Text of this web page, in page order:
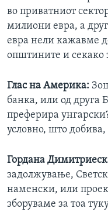
во приватниот
милиони евра, а
евра нели кажавме
општините и секако
Глас на Америка:
банка, или од
преферира
условно, што
Гордана
задолжување,
наменски, или
зборуваме за тоа